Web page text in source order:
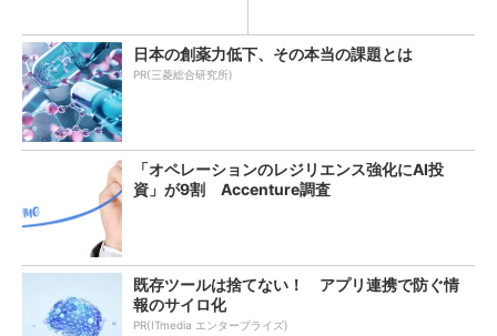
日本の創薬力低下、その本当の課題とは
PR(三菱総合研究所)
「オペレーションのレジリエンス強化にAI投
資」が9割 Accenture調査
既存ツールは捨てない！ アプリ連携で防ぐ情
報のサイロ化
PR(ITmedia エンタープライズ)